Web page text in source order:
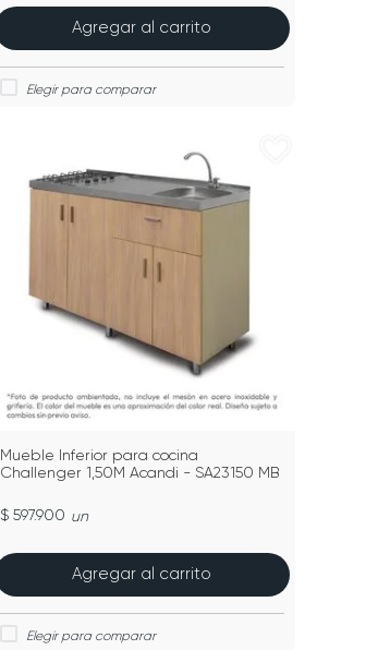
Agregar al carrito
Mueble Inferior para cocina
Challenger 1,50M Acandi - SA23150 MB
$ 597.900 un
Agregar al carrito